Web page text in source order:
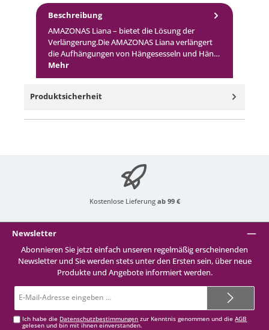
Beschreibung
AMAZONAS Liana – bietet die Lösung der
Verlängerung.Die AMAZONAS Liana verlängert
die Aufhängungen von Hängesesseln und Hän…
Mehr
Produktsicherheit
Kostenlose Lieferung ab 99 €
Newsletter
Abonnieren Sie jetzt einfach unseren regelmäßig erscheinenden
Newsletter und Sie werden stets unter den Ersten sein, über neue
Produkte und Angebote informiert werden.
Mail-
Ich habe die Datenschutzbestimmungen zur Kenntnis genommen und dieAGB
gelesen und bin mit ihnen einverstanden.